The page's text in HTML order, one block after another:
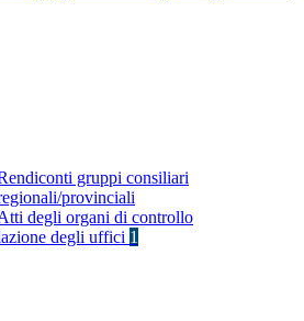
gruppi consiliari
provinciali
degli organi di controllo
degli uffici 1